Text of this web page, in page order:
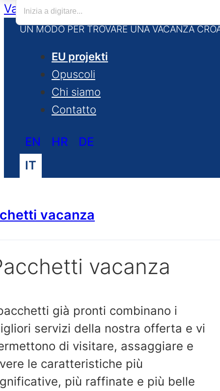
Vai al contenuto principale
UN MODO PER TROVARE UNA VACANZA
EU projekti
Opuscoli
Chi siamo
Contatto
EN HR
DE
IT
vacanza
vacanza
già pronti combinano i
servizi della nostra offerta e vi
di visitare, assaggiare e
le caratteristiche più
più raffinate e più belle